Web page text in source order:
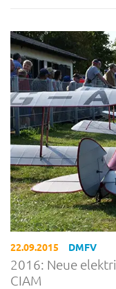
22.09.2015 DMFV
2016: Neue
CIAM